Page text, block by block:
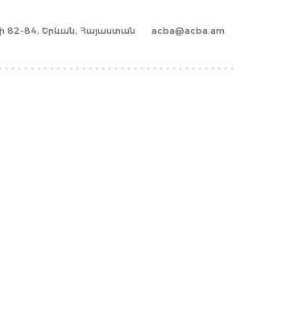
82-84, Երևան, Հայաստան acba@acba.am